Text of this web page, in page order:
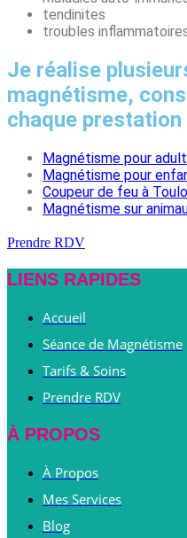
tendinites
troubles
Je réalise
magnétisme,
chaque prestation
Magnétisme pour
Magnétisme pour
Coupeur de feu à
Magnétisme sur
Prendre RDV
LIENS RAPIDES
Accueil
Séance de Magnétisme
Tarifs & Soins
Prendre RDV
À PROPOS
À Propos
Mes Services
Blog